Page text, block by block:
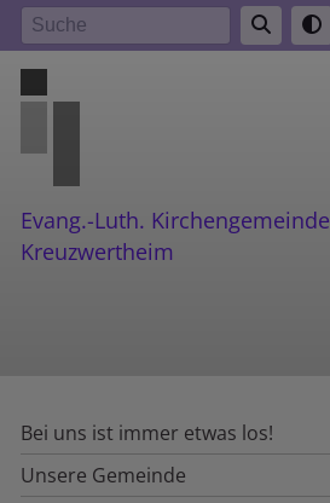
Direkt
zum
Inhalt
Evang.-Luth. Kirchengemeinde
Kreuzwertheim
Bei uns ist immer etwas los!
Unsere Gemeinde